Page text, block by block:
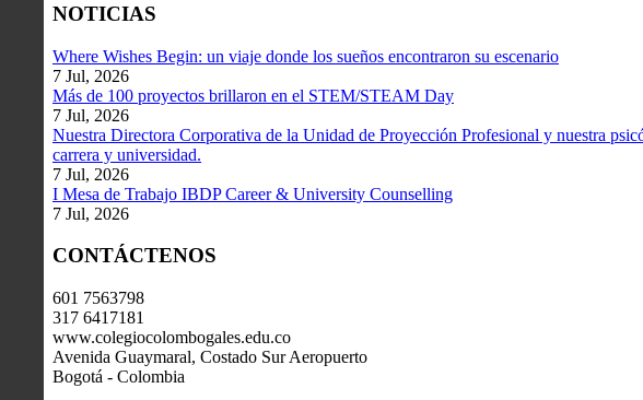
NOTICIAS
Where Wishes Begin: un viaje donde los sueños encontraron su escenario
7 Jul, 2026
Más de 100 proyectos brillaron en el STEM/STEAM Day
7 Jul, 2026
Nuestra Directora Corporativa de la Unidad de Proyección Profesional y nuestra
carrera y universidad.
7 Jul, 2026
I Mesa de Trabajo IBDP Career & University Counselling
7 Jul, 2026
CONTÁCTENOS
601 7563798
317 6417181
www.colegiocolombogales.edu.co
Avenida Guaymaral, Costado Sur Aeropuerto
Bogotá - Colombia